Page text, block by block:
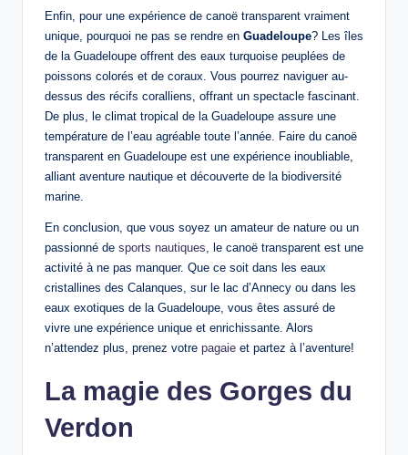
Enfin, pour une expérience de canoë transparent vraiment
unique, pourquoi ne pas se rendre en Guadeloupe? Les îles
de la Guadeloupe offrent des eaux turquoise peuplées de
poissons colorés et de coraux. Vous pourrez naviguer au-
dessus des récifs coralliens, offrant un spectacle fascinant.
De plus, le climat tropical de la Guadeloupe assure une
température de l’eau agréable toute l’année. Faire du canoë
transparent en Guadeloupe est une expérience inoubliable,
alliant aventure nautique et découverte de la biodiversité
marine.
En conclusion, que vous soyez un amateur de nature ou un
passionné de sports nautiques , le canoë transparent est une
activité à ne pas manquer. Que ce soit dans les eaux
cristallines des Calanques, sur le lac d’Annecy ou dans les
eaux exotiques de la Guadeloupe, vous êtes assuré de
vivre une expérience unique et enrichissante. Alors
n’attendez plus, prenez votre pagaie et partez à l’aventure!
La magie des Gorges du
Verdon